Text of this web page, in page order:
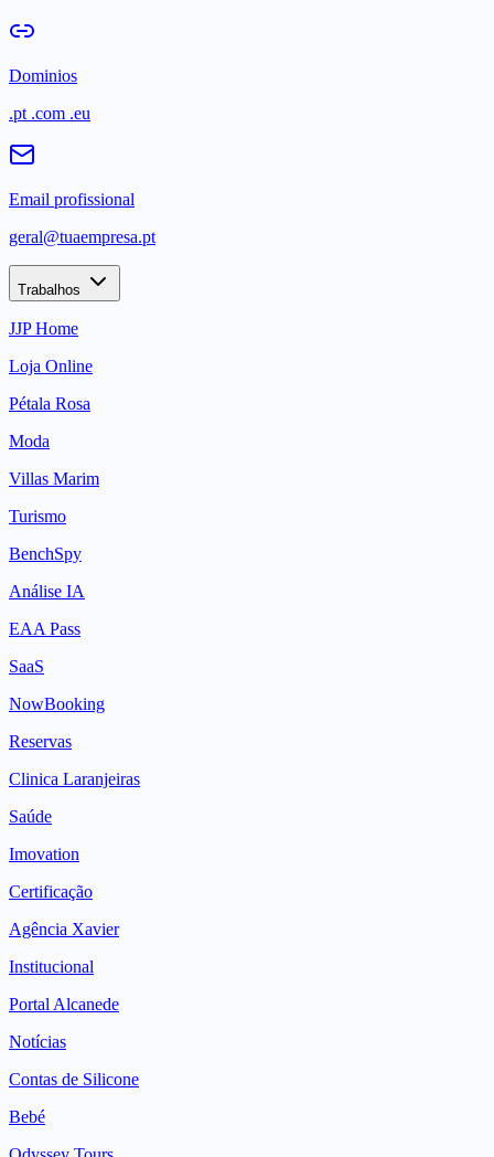
Dominios
.pt .com .eu
Email profissional
geral@tuaempresa.pt
Trabalhos
JJP Home
Loja Online
Pétala Rosa
Moda
Villas Marim
Turismo
BenchSpy
Análise IA
EAA Pass
SaaS
NowBooking
Reservas
Clinica Laranjeiras
Saúde
Imovation
Certificação
Agência Xavier
Institucional
Portal Alcanede
Notícias
Contas de Silicone
Bebé